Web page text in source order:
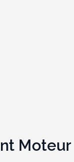
Moteur